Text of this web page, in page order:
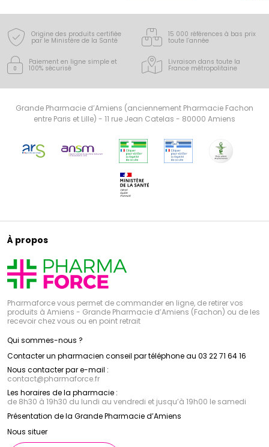
Origine des produits certifiée
par le Ministère de la Santé
15 000 références à bas prix
toute l’année
Paiement en ligne simple et
100% sécurisé
Livraison dans toute la
France métropolitaine
Grande Pharmacie d’Amiens (anciennement Pharmacie Fachon
entre Paris et Lille) - 11 rue Jean Catelas - 80000 Amiens
À propos
Pharmaforce vous permet de commander en ligne, de retirer vos
produits à Amiens - Grande Pharmacie d’Amiens (Fachon) ou de les
recevoir chez vous ou en point retrait
Qui sommes-nous ?
Contacter un pharmacien conseil par téléphone au 03 22 71 64 16
Nous contacter par e-mail :
contact@pharmaforce.fr
Les horaires de la pharmacie :
de 8h30 à 19h30 du lundi au vendredi et jusqu’à 19h00 le samedi
Présentation de la Grande Pharmacie d’Amiens
Nous situer